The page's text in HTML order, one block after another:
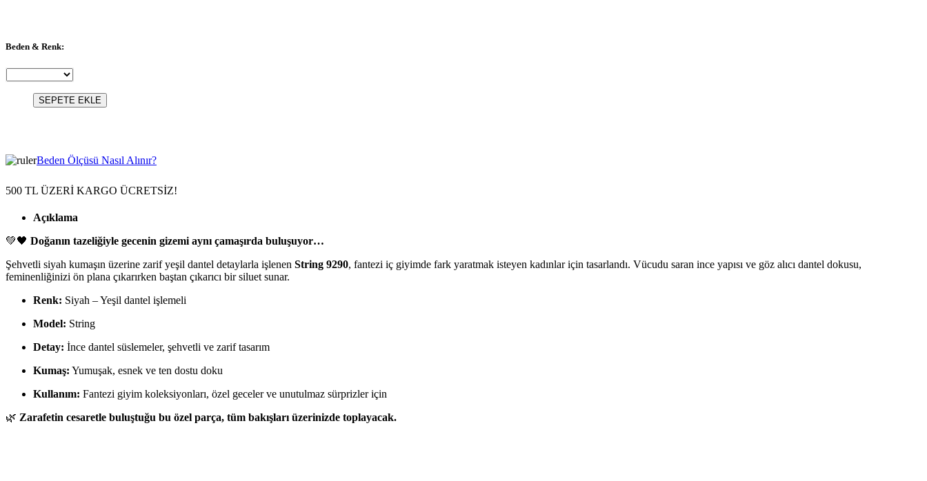
Beden & Renk:
SEPETE EKLE
Beden Ölçüsü Nasıl Alınır?
500 TL ÜZERİ KARGO ÜCRETSİZ!
Açıklama
💚🖤 Doğanın tazeliğiyle gecenin gizemi aynı çamaşırda buluşuyor…
Şehvetli siyah kumaşın üzerine zarif yeşil dantel detaylarla işlenen String 9290, fantezi iç giyimde fark yaratmak isteyen kadınlar için tasarlandı. Vücudu saran ince yapısı ve göz alıcı dantel dokusu,
feminenliğinizi ön plana çıkarırken baştan çıkarıcı bir siluet sunar.
Renk: Siyah – Yeşil dantel işlemeli
Model: String
Detay: İnce dantel süslemeler, şehvetli ve zarif tasarım
Kumaş: Yumuşak, esnek ve ten dostu doku
Kullanım: Fantezi giyim koleksiyonları, özel geceler ve unutulmaz sürprizler için
🌿 Zarafetin cesaretle buluştuğu bu özel parça, tüm bakışları üzerinizde toplayacak.